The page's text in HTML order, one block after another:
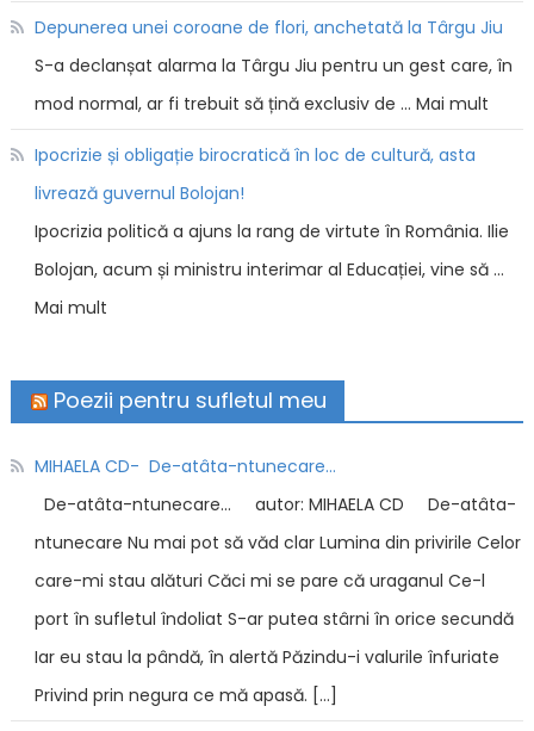
Depunerea unei coroane de flori, anchetată la Târgu Jiu
S-a declanșat alarma la Târgu Jiu pentru un gest care, în
mod normal, ar fi trebuit să țină exclusiv de … Mai mult
Ipocrizie și obligație birocratică în loc de cultură, asta
livrează guvernul Bolojan!
Ipocrizia politică a ajuns la rang de virtute în România. Ilie
Bolojan, acum și ministru interimar al Educației, vine să …
Mai mult
Poezii pentru sufletul meu
MIHAELA CD- De-atâta-ntunecare…
De-atâta-ntunecare… autor: MIHAELA CD De-atâta-
ntunecare Nu mai pot să văd clar Lumina din privirile Celor
care-mi stau alături Căci mi se pare că uraganul Ce-l
port în sufletul îndoliat S-ar putea stârni în orice secundă
Iar eu stau la pândă, în alertă Păzindu-i valurile înfuriate
Privind prin negura ce mă apasă. […]